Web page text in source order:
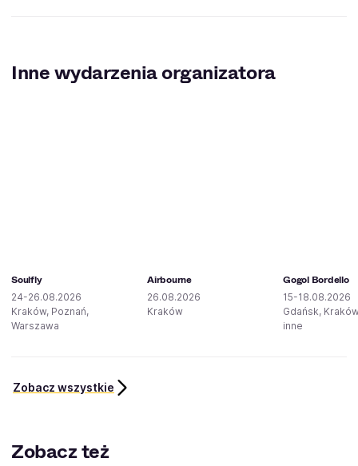
Inne wydarzenia organizatora
Soulfly
24-26.08.2026
Kraków, Poznań,
Warszawa
Airbourne
26.08.2026
Kraków
Gogol Bordello
15-18.08.2026
Gdańsk,
inne
Zobacz wszystkie
Zobacz też